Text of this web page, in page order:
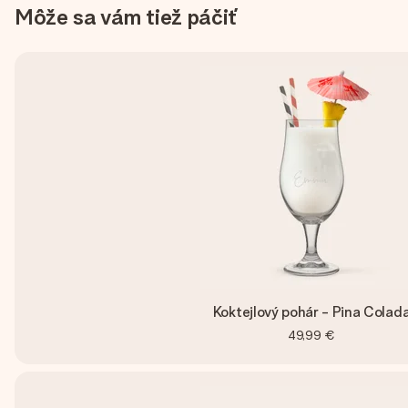
Môže sa vám tiež páčiť
Koktejlový pohár - Pina
49,99 €